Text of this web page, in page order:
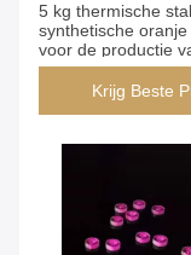
5 kg thermische
synthetische
voor de productie
sieraden
Krijg Beste